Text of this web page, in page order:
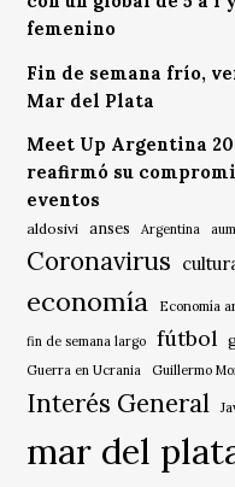
femenino
Fin de semana frío,
Mar del Plata
Meet Up Argentina
reafirmó su
eventos
aldosivi anses Argentina
Coronavirus
economía Economía
fin de semana largo fútbol
Guerra en Ucrania Guillermo
Interés General
mar del